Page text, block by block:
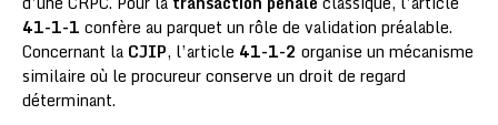
41-1-1 confère au parquet un rôle de validation préalable.
Concernant la CJIP, l’article 41-1-2 organise un mécanisme
similaire où le procureur conserve un droit de regard
déterminant.